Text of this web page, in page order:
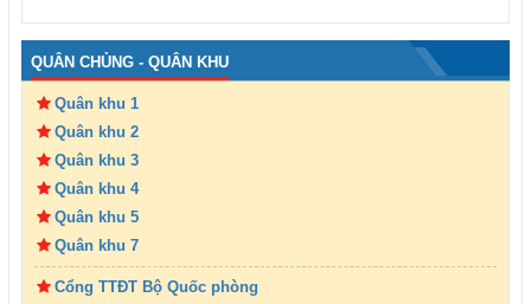
QUÂN CHỦNG - QUÂN KHU
Quân khu 1
Quân khu 2
Quân khu 3
Quân khu 4
Quân khu 5
Quân khu 7
Cổng TTĐT Bộ Quốc phòng